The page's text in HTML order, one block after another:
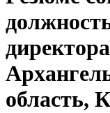
область,